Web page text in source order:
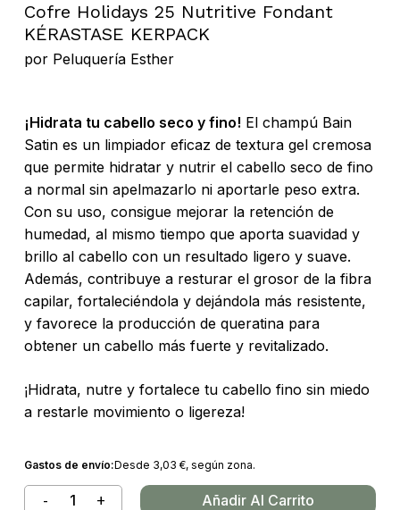
Cofre Holidays 25 Nutritive Fondant
KÉRASTASE KERPACK
por Peluquería Esther
¡Hidrata tu cabello seco y fino! El champú Bain
Satin es un limpiador eficaz de textura gel cremosa
que permite hidratar y nutrir el cabello seco de fino
a normal sin apelmazarlo ni aportarle peso extra.
Con su uso, consigue mejorar la retención de
humedad, al mismo tiempo que aporta suavidad y
brillo al cabello con un resultado ligero y suave.
Además, contribuye a resturar el grosor de la fibra
capilar, fortaleciéndola y dejándola más resistente,
y favorece la producción de queratina para
obtener un cabello más fuerte y revitalizado.
¡Hidrata, nutre y fortalece tu cabello fino sin miedo
a restarle movimiento o ligereza!
Gastos de envío:Desde 3,03 €, según zona.
Añadir Al Carrito